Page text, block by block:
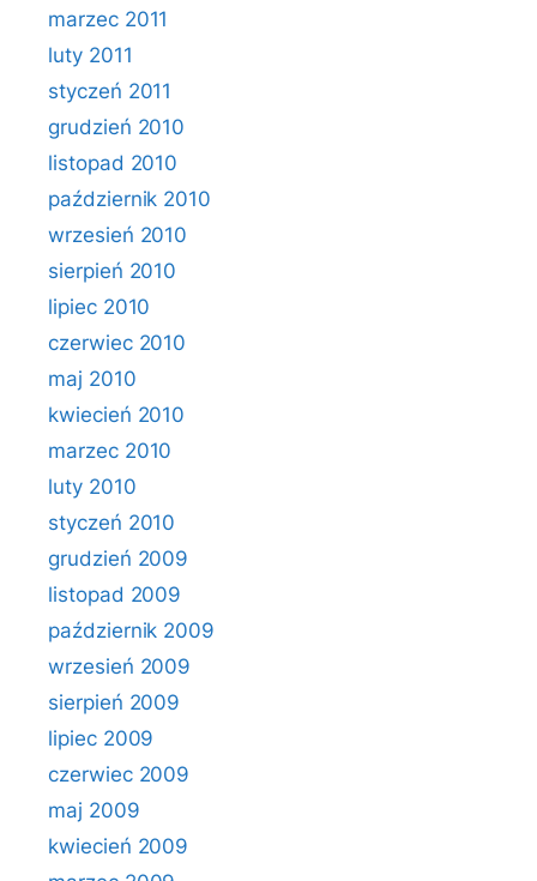
marzec 2011
luty 2011
styczeń 2011
grudzień 2010
listopad 2010
październik 2010
wrzesień 2010
sierpień 2010
lipiec 2010
czerwiec 2010
maj 2010
kwiecień 2010
marzec 2010
luty 2010
styczeń 2010
grudzień 2009
listopad 2009
październik 2009
wrzesień 2009
sierpień 2009
lipiec 2009
czerwiec 2009
maj 2009
kwiecień 2009